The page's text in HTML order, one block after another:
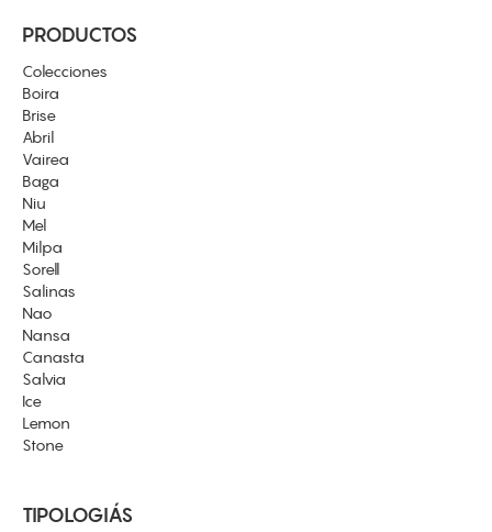
PRODUCTOS
Colecciones
Boira
Brise
Abril
Vairea
Baga
Niu
Mel
Milpa
Sorell
Salinas
Nao
Nansa
Canasta
Salvia
Ice
Lemon
Stone
TIPOLOGIÁS